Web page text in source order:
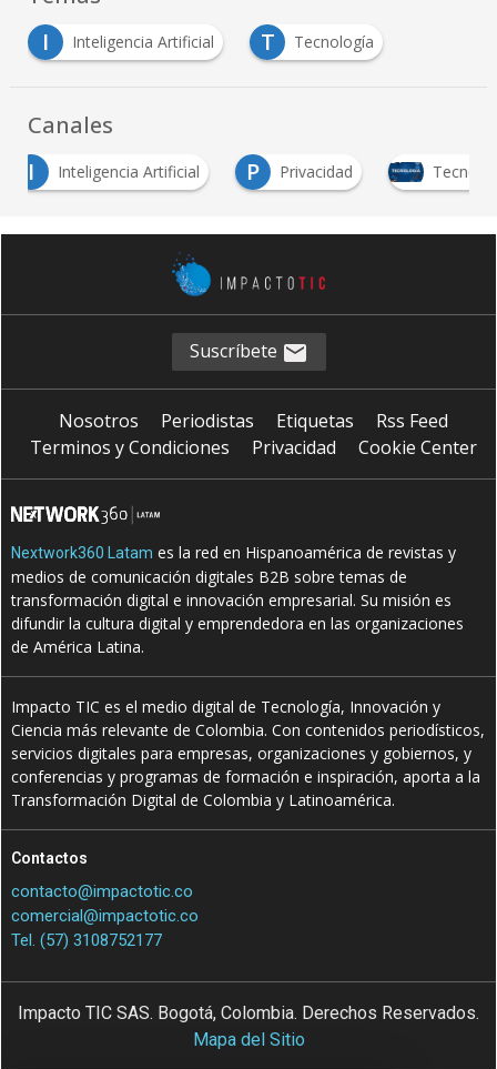
I
Inteligencia Artificial T Tecnología
Canales
Artificial P Privacidad Tecnología
Suscríbete
Nosotros Periodistas Etiquetas
Rss Feed
Terminos y Condiciones
Privacidad Cookie Center
Nextwork360 Latam es la red en Hispanoamérica de revistas y
medios de comunicación digitales B2B sobre temas de
transformación digital e innovación empresarial. Su misión es
difundir la cultura digital y emprendedora en las organizaciones
de América Latina.
Impacto TIC es el medio digital de Tecnología, Innovación y
Ciencia más relevante de Colombia. Con contenidos periodísticos,
servicios digitales para empresas, organizaciones y gobiernos, y
conferencias y programas de formación e inspiración, aporta a la
Transformación Digital de Colombia y Latinoamérica.
Contactos
contacto@impactotic.co
comercial@impactotic.co
Tel. (57) 3108752177
Impacto TIC SAS. Bogotá, Colombia. Derechos Reservados.
Mapa del Sitio